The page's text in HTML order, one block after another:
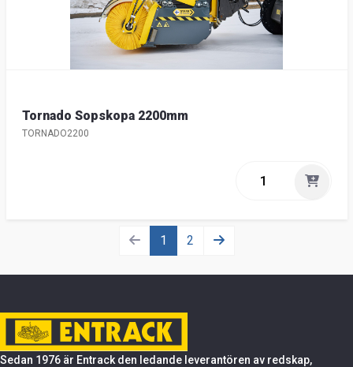
Tornado Sopskopa 2200mm
TORNADO2200
1 2
Sedan 1976 är Entrack den ledande leverantören av redskap,